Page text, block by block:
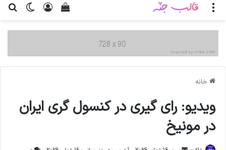
تغییر ورود
دیدن سبد خرید منو
خانه
ویدیو: رای گیری در کنسول گری ایران
در مونیخ